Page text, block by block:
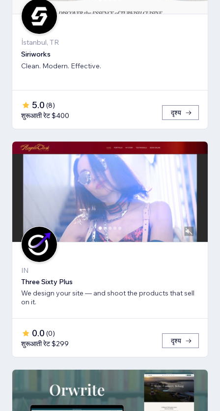
İstanbul, TR
Siriworks
Clean. Modern. Effective.
5.0 (8)
शुरूआती रेट $400
दृश्य
IN
Three Sixty Plus
We design your site — and shoot the products that sell
on it.
0.0 (0)
शुरूआती रेट $299
दृश्य